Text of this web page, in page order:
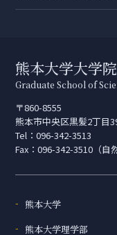
熊本大学大学
Graduate School of
〒860-8555
熊本市中央区黒髪2丁目
Tel：096-342-3513
Fax：096-342-3510（自
熊本大学
熊本大学理学部